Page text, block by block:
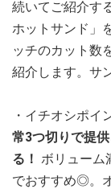
続いてご紹介す
ホットサンド」
ッチのカット数
紹介します。サ
・イチオシポイ
常3つ切りで提
る！ ボリューム
でおすすめ◎。